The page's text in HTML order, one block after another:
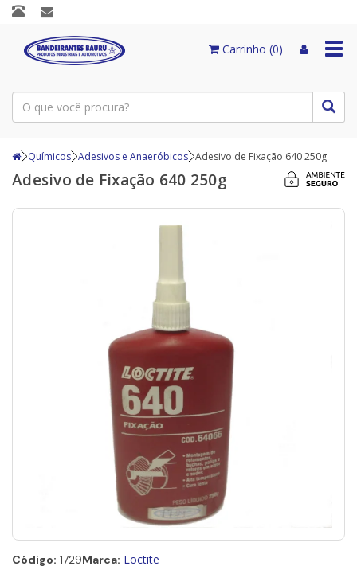
Carrinho (0)
Químicos Adesivos e Anaeróbicos Adesivo de Fixação 640 250g
Adesivo de Fixação 640 250g
Código: 1729Marca: Loctite